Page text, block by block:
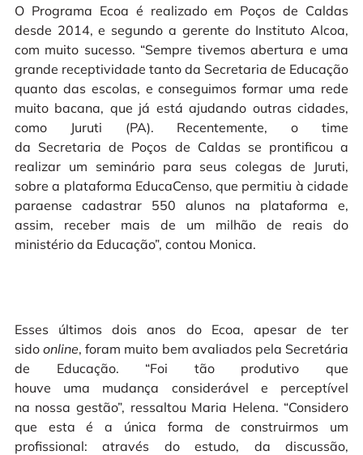
O Programa Ecoa é realizado em Poços de Caldas
desde 2014, e segundo a gerente do Instituto Alcoa,
com muito sucesso. “Sempre tivemos abertura e uma
grande receptividade tanto da Secretaria de Educação
quanto das escolas, e conseguimos formar uma rede
muito bacana, que já está ajudando outras cidades,
como Juruti (PA). Recentemente, o time
da Secretaria de Poços de Caldas se prontificou a
realizar um seminário para seus colegas de Juruti,
sobre a plataforma EducaCenso, que permitiu à cidade
paraense cadastrar 550 alunos na plataforma e,
assim, receber mais de um milhão de reais do
ministério da Educação”, contou Monica.
Esses últimos dois anos do Ecoa, apesar de ter
sidoonline, foram muito bem avaliados pela Secretária
de Educação. “Foi tão produtivo que
houve uma mudança considerável e perceptível
na nossa gestão”, ressaltou Maria Helena. “Considero
que esta é a única forma de construirmos um
profissional: através do estudo, da discussão,